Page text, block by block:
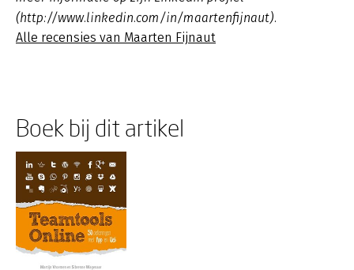
(http://www.linkedin.com/in/maartenfijnaut).
Alle recensies van Maarten Fijnaut
Boek bij dit artikel